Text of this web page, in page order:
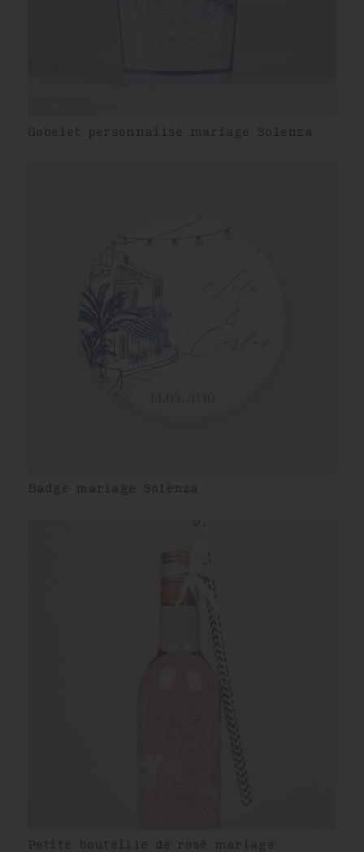
Gobelet personnalisé mariage Solenza
Badge mariage Solenza
Petite bouteille de rosé mariage